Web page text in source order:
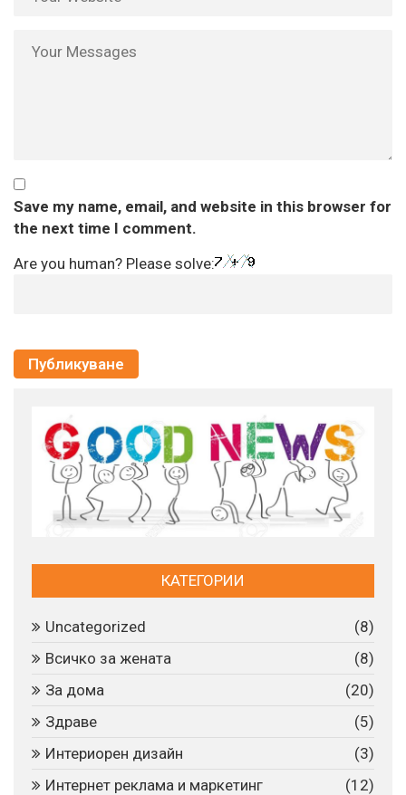
Save my name, email, and website in this browser for
the next time I comment.
Are you human? Please solve:
КАТЕГОРИИ
Uncategorized
(8)
Всичко за жената
(8)
За дома
(20)
Здраве
(5)
Интериорен дизайн
(3)
Интернет реклама и маркетинг
(12)